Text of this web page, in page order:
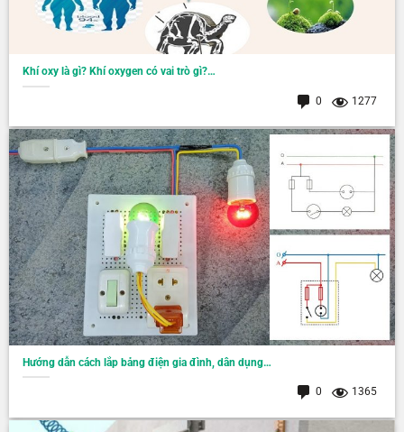
Khí oxy là gì? Khí oxygen có vai trò gì?…
0 1277
Hướng dẫn cách lắp bảng điện gia đình, dân dụng…
0 1365